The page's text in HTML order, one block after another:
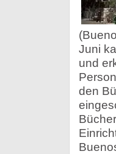
Juni
und
den